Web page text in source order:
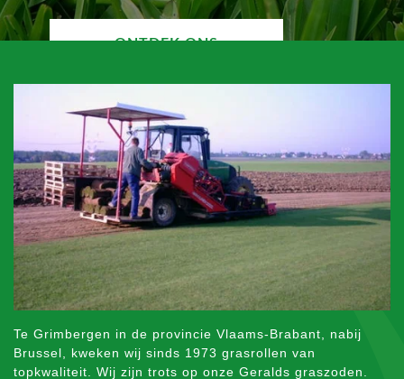
ONTDEK ONS
Te Grimbergen in de provincie Vlaams-Brabant, nabij
Brussel, kweken wij sinds 1973 grasrollen van
topkwaliteit. Wij zijn trots op onze Geralds graszoden.